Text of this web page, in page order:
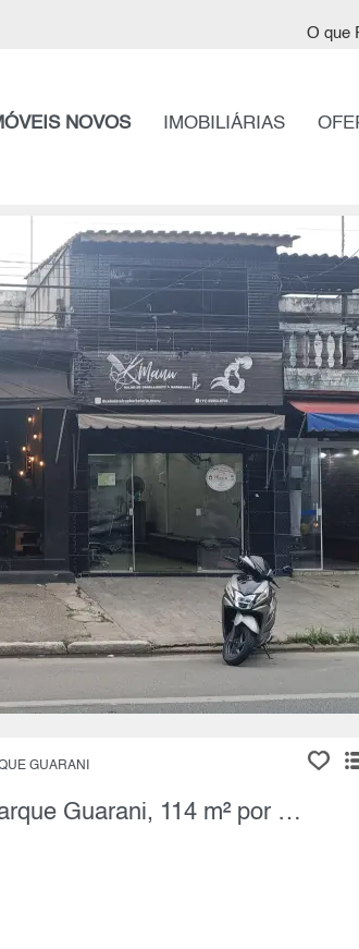
O que
NOVOS IMOBILIÁRIAS
GUARANI
Imóvel para Renda, 5 Quartos à Venda, Parque Guarani, 114 m² por R$ 550.000,00